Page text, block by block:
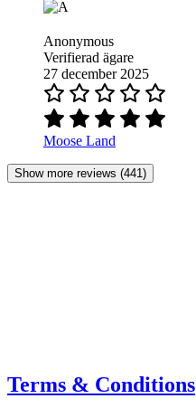
Anonymous
Verifierad ägare
27 december 2025
Moose Land
Show more reviews (441)
Terms & Conditions